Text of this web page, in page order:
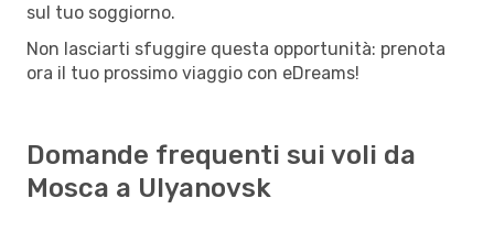
sul tuo soggiorno.
Non lasciarti sfuggire questa opportunità: prenota
ora il tuo prossimo viaggio con eDreams!
Domande frequenti sui voli da
Mosca a Ulyanovsk